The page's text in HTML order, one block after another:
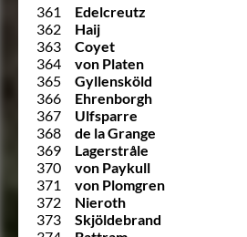
361
Edelcreutz
362
Haij
363
Coyet
364
von Platen
365
Gyllensköld
366
Ehrenborgh
367
Ulfsparre
368
de la Grange
369
Lagerstråle
370
von Paykull
371
von Plomgren
372
Nieroth
373
Skjöldebrand